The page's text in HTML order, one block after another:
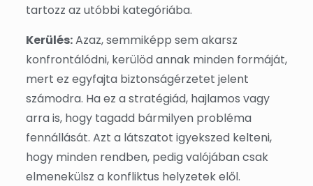
tartozz az utóbbi kategóriába.
Kerülés:Azaz, semmiképp sem akarsz
konfrontálódni, kerülöd annak minden formáját,
mert ez egyfajta biztonságérzetet jelent
számodra. Ha ez a stratégiád, hajlamos vagy
arra is, hogy tagadd bármilyen probléma
fennállását. Azt a látszatot igyekszed kelteni,
hogy minden rendben, pedig valójában csak
elmenekülsz a konfliktus helyzetek elől.